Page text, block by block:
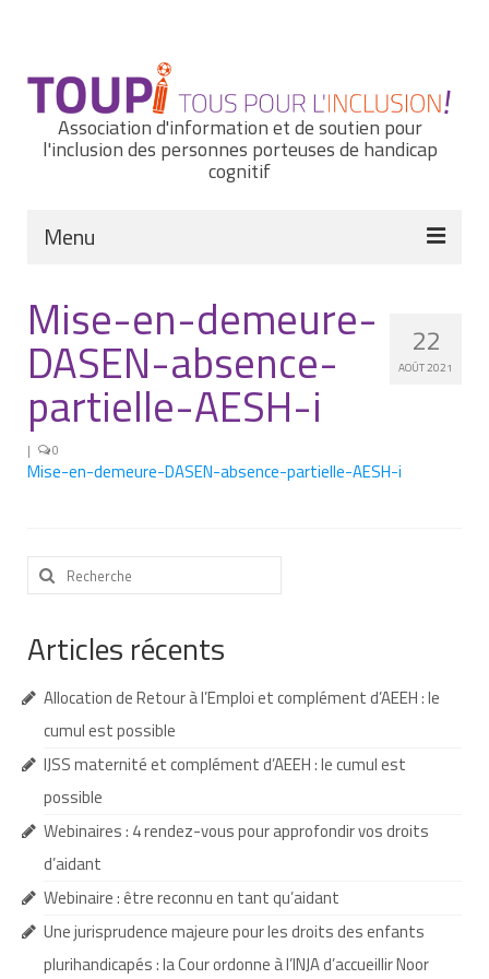
Association d'information et de soutien pour
l'inclusion des personnes porteuses de handicap
cognitif
Menu
Nous connaître
Notre histoire
Notre équipe
Nos partenaires
Nos livres adaptés
Soins bucco-dentaires
Les troubles sensoriels
Aide aux démarches
Dossier MDPH
Demande d’allocations
Taux de handicap et carte d’invalidité
22
AOÛT 2021
Mise-en-demeure-
DASEN-absence-
partielle-AESH-i
| 0
Mise-en-demeure-DASEN-absence-partielle-AESH-i
Rechercher
:
Articles récents
Allocation de Retour à l’Emploi et complément d’AEEH : le
cumul est possible
IJSS maternité et complément d’AEEH : le cumul est
possible
Webinaires : 4 rendez-vous pour approfondir vos droits
d’aidant
Webinaire : être reconnu en tant qu’aidant
Une jurisprudence majeure pour les droits des enfants
plurihandicapés : la Cour ordonne à l’INJA d’accueillir Noor